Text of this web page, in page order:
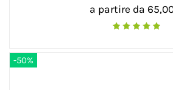
a partire da
-50%